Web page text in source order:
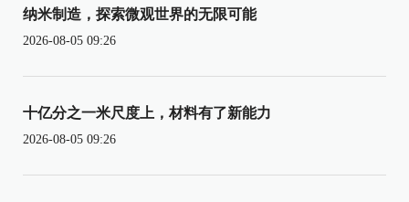
纳米制造，探索微观世界的无限可能
2026-08-05 09:26
十亿分之一米尺度上，材料有了新能力
2026-08-05 09:26